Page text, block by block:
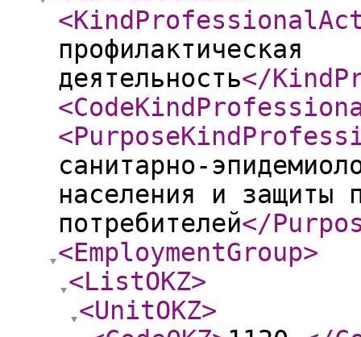
профилактическая
деятельность</
санитарно-
населения и защиты
потребителей</
<EmploymentGroup>
<ListOKZ>
<UnitOKZ>